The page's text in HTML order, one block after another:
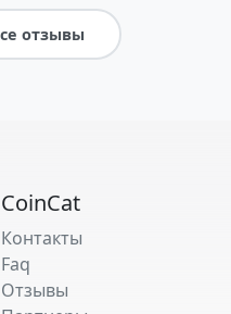
отзывы
CoinCat
Контакты
Faq
Отзывы